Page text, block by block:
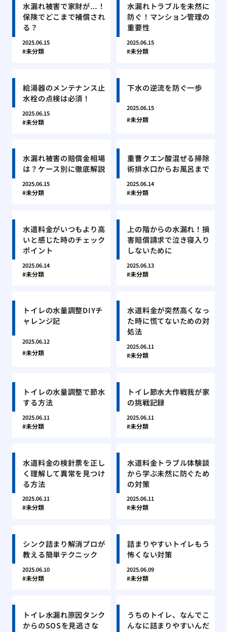
水漏れ被害で家財が…！
保険でどこまで補償され
る？
2025.06.15
未分類
水漏れトラブルを未然に
防ぐ！マンション管理の
重要性
2025.06.15
未分類
給湯器のメンテナンス止
水栓の点検は必須！
2025.06.15
未分類
下水の逆流を防ぐ一歩
2025.06.15
未分類
水漏れ被害の賠償金相場
は？ケース別に徹底解説
2025.06.15
未分類
重曹クエン酸混ぜる掃除
術排水口からお風呂まで
2025.06.14
未分類
水道料金がいつもより高
いと感じた時のチェック
ポイント
2025.06.14
未分類
上の階からの水漏れ！損
害賠償請求で泣き寝入り
しないために
2025.06.13
未分類
トイレの水量調整DIYチ
ャレンジ記
2025.06.12
未分類
水道料金が突然高くなっ
た時に慌てないための対
処法
2025.06.11
未分類
トイレの水量調整で節水
する方法
2025.06.11
未分類
トイレ節水大作戦我が家
の挑戦記録
2025.06.11
未分類
水道料金の検針票を正し
く理解して異常を見つけ
る方法
2025.06.11
未分類
水道料金トラブル体験談
から学ぶ未然に防ぐため
の対策
2025.06.11
未分類
シンク詰まり解消プロが
教える簡単テクニック
2025.06.10
未分類
詰まりやすいトイレもう
怖くない対策
2025.06.09
未分類
トイレ水漏れ原因タンク
からのSOSを見逃さな
うちのトイレ、なんでこ
んなに詰まりやすいんだ